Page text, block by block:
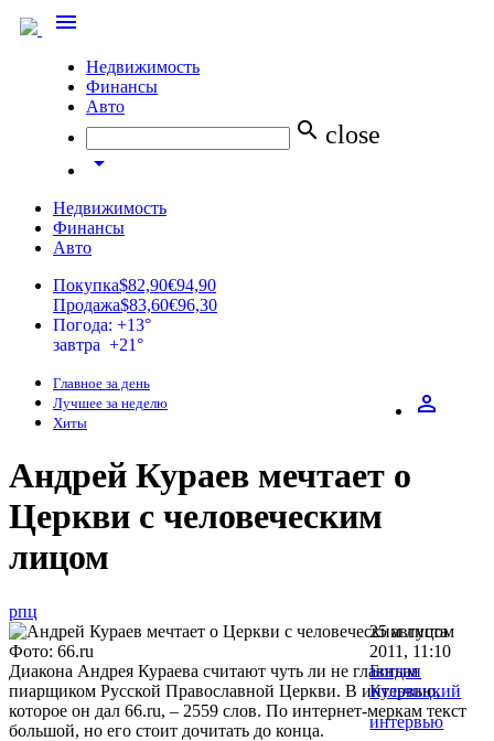
menu
Недвижимость
Финансы
Авто
search close
arrow_drop_down
Недвижимость
Финансы
Авто
Покупка$82,90€94,90
Продажа$83,60€96,30
Погода: +13°
завтра +21°
perm_identity
Главное за день
Лучшее за неделю
Хиты
Андрей Кураев мечтает о
Церкви с человеческим
лицом
рпц
25 августа
2011, 11:10
Богдан
Кульчицкий
интервью
Фото: 66.ru
Диакона Андрея Кураева считают чуть ли не главным
пиарщиком Русской Православной Церкви. В интервью,
которое он дал 66.ru, – 2559 слов. По интернет-меркам текст
большой, но его стоит дочитать до конца.